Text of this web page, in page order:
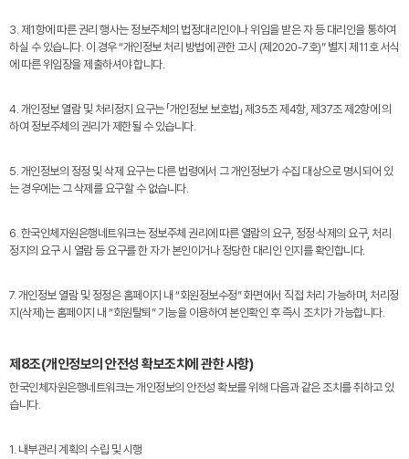
3. 제1항에 따른 권리 행사는 정보주체의 법정대리인이나 위임을 받은 자 등 대리인을 통하여
하실 수 있습니다. 이 경우 “개인정보 처리 방법에 관한 고시 (제2020-7호)” 별지 제11호 서식
에 따른 위임장을 제출하셔야 합니다.
4. 개인정보 열람 및 처리정지 요구는 「개인정보 보호법」 제35조 제4항, 제37조 제2항에 의
하여 정보주체의 권리가 제한될 수 있습니다.
5. 개인정보의 정정 및 삭제 요구는 다른 법령에서 그 개인정보가 수집 대상으로 명시되어 있
는 경우에는 그 삭제를 요구할 수 없습니다.
6. 한국인체자원은행네트워크는 정보주체 권리에 따른 열람의 요구, 정정·삭제의 요구, 처리
정지의 요구 시 열람 등 요구를 한 자가 본인이거나 정당한 대리인 인지를 확인합니다.
7. 개인정보 열람 및 정정은 홈페이지 내 “회원정보수정” 화면에서 직접 처리 가능하며, 처리정
지(삭제)는 홈페이지 내 “회원탈퇴” 기능을 이용하여 본인확인 후 즉시 조치가 가능합니다.
제8조(개인정보의 안전성 확보조치에 관한 사항)
한국인체자원은행네트워크는 개인정보의 안전성 확보를 위해 다음과 같은 조치를 취하고 있
습니다.
1. 내부관리 계획의 수립 및 시행